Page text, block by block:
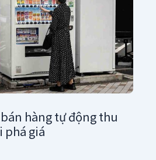
hàng tự động thu
phá giá